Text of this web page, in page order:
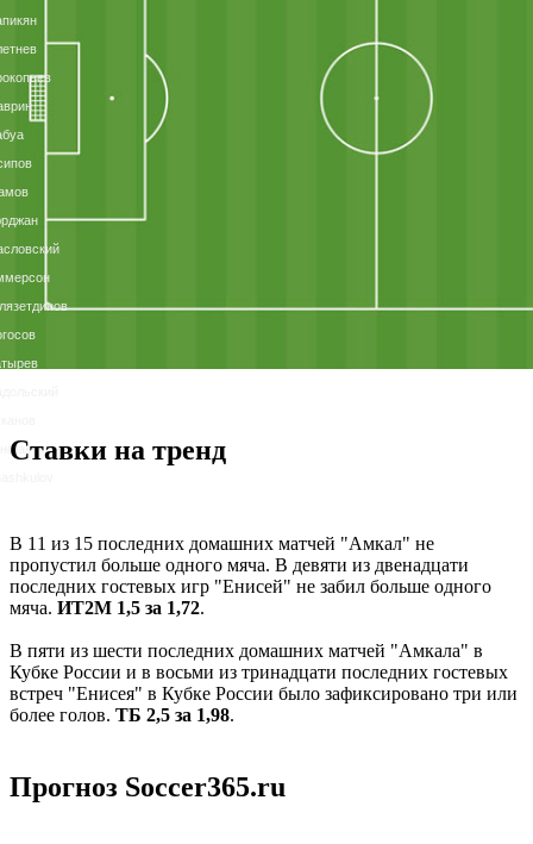
Ставки на тренд
В 11 из 15 последних домашних матчей "Амкал" не
пропустил больше одного мяча. В девяти из двенадцати
последних гостевых игр "Енисей" не забил больше одного
мяча. ИТ2М 1,5 за 1,72.
В пяти из шести последних домашних матчей "Амкала" в
Кубке России и в восьми из тринадцати последних гостевых
встреч "Енисея" в Кубке России было зафиксировано три или
более голов. ТБ 2,5 за 1,98.
Прогноз Soccer365.ru